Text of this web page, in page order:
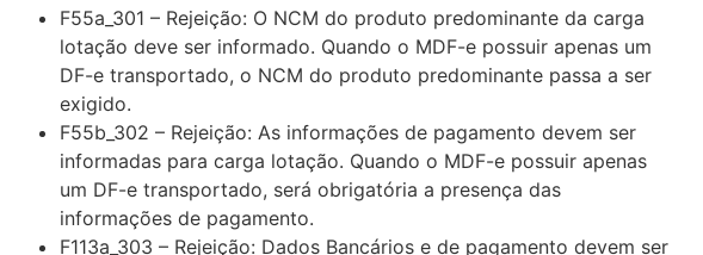
F55a_301 – Rejeição: O NCM do produto predominante da carga
lotação deve ser informado. Quando o MDF-e possuir apenas um
DF-e transportado, o NCM do produto predominante passa a ser
exigido.
F55b_302 – Rejeição: As informações de pagamento devem ser
informadas para carga lotação. Quando o MDF-e possuir apenas
um DF-e transportado, será obrigatória a presença das
informações de pagamento.
F113a_303 – Rejeição: Dados Bancários e de pagamento devem ser